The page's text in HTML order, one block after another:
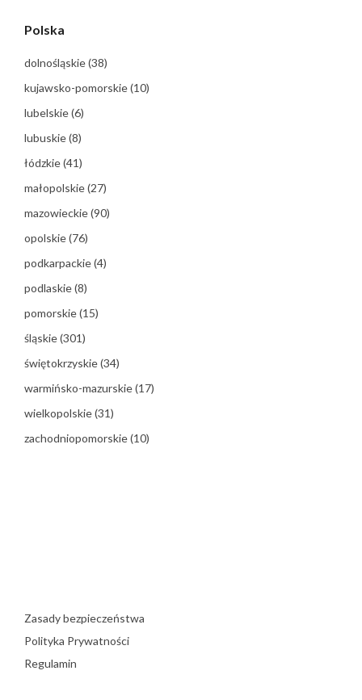
Polska
dolnośląskie(38)
kujawsko-pomorskie(10)
lubelskie(6)
lubuskie(8)
łódzkie(41)
małopolskie(27)
mazowieckie(90)
opolskie(76)
podkarpackie(4)
podlaskie(8)
pomorskie(15)
śląskie(301)
świętokrzyskie(34)
warmińsko-mazurskie(17)
wielkopolskie(31)
zachodniopomorskie(10)
Zasady bezpieczeństwa
Polityka Prywatności
Regulamin